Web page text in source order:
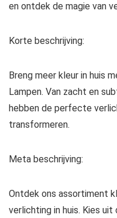
en ontdek de magie van
Korte beschrijving:
Breng meer kleur in huis
Lampen. Van zacht en
hebben de perfecte
transformeren.
Meta beschrijving:
Ontdek ons assortiment
verlichting in huis. Kies